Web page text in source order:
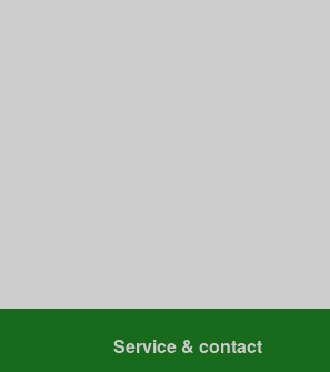
Service & contact